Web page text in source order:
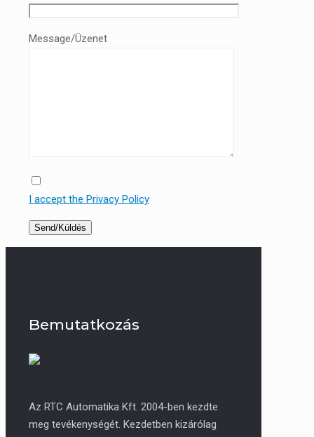
Message/Üzenet
I accept the Privacy Policy
Bemutatkozás
Az RTC Automatika Kft. 2004-ben kezdte
meg tevékenységét. Kezdetben kizárólag